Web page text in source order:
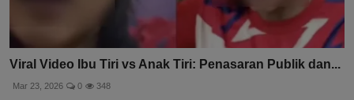
Viral Video Ibu Tiri vs Anak Tiri: Penasaran Publik dan...
Mar 23, 2026 0 348